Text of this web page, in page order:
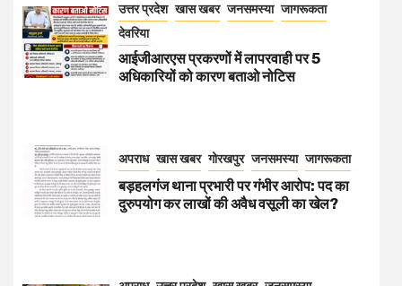
उत्तर प्रदेश खास खबर जनसमस्या जागरूकता
देवरिया
आईजीआरएस प्रकरणों में लापरवाही पर 5
अधिकारियों को कारण बताओ नोटिस
अपराध खास खबर गोरखपुर जनसमस्या जागरूकता
बड़हलगंज थाना प्रभारी पर गंभीर आरोप: पद का
दुरुपयोग कर लाखों की अवैध वसूली का खेल?